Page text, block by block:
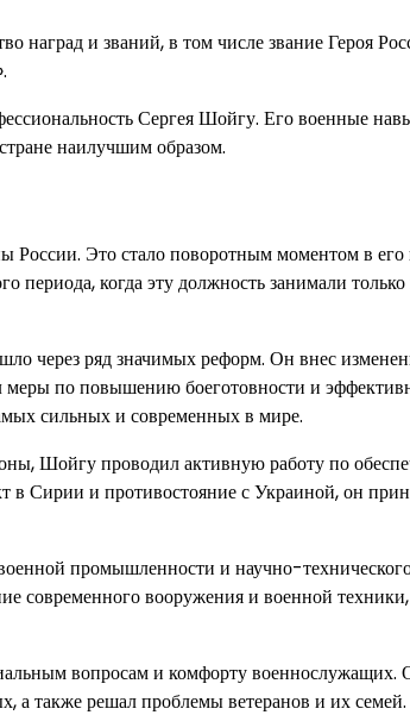
и званий, в том числе звание Героя
Сергея Шойгу. Его военные
наилучшим образом.
России. Это стало поворотным моментом в
когда эту должность занимали
через ряд значимых реформ. Он внес
по повышению боеготовности и
сильных и современных в мире.
Шойгу проводил активную работу по
в Сирии и противостояние с Украиной, он
промышленности и научно-
современного вооружения и военной
вопросам и комфорту военнослужащих.
также решал проблемы ветеранов и их семей.